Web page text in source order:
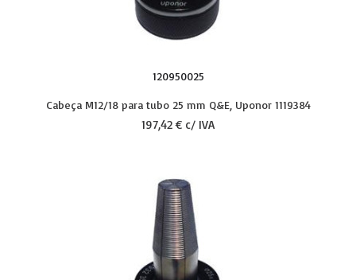
120950025
Cabeça M12/18 para tubo 25 mm Q&E, Uponor 1119384
197,42 € c/ IVA